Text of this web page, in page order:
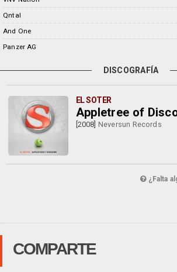
Qntal
And One
Panzer AG
DISCOGRAFÍA
EL SOTER
Appletree of
[2008] Neversun Records
¿Falta
COMPARTE